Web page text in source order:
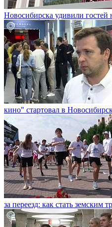
Новосибирска удивили
кино" стартовал в
за переезд: как стать земским